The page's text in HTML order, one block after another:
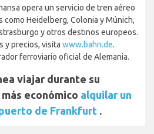
opera un servicio de tren aéreo
como Heidelberg, Colonia y Múnich,
y otros destinos europeos.
y precios, visita www.bahn.de.
ferroviario oficial de Alemania.
viajar durante su
económico alquilar un
de Frankfurt .